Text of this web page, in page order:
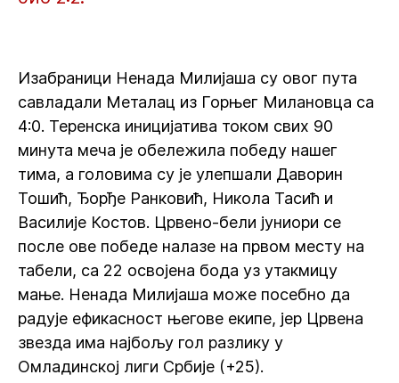
Изабраници Ненада Милијаша су овог пута
савладали Металац из Горњег Милановца са
4:0. Теренска иницијатива током свих 90
минута меча је обележила победу нашег
тима, а головима су је улепшали Даворин
Тошић, Ђорђе Ранковић, Никола Тасић и
Василије Костов. Црвено-бели јуниори се
после ове победе налазе на првом месту на
табели, са 22 освојена бода уз утакмицу
мање. Ненада Милијаша може посебно да
радује ефикасност његове екипе, јер Црвена
звезда има најбољу гол разлику у
Омладинској лиги Србије (+25).